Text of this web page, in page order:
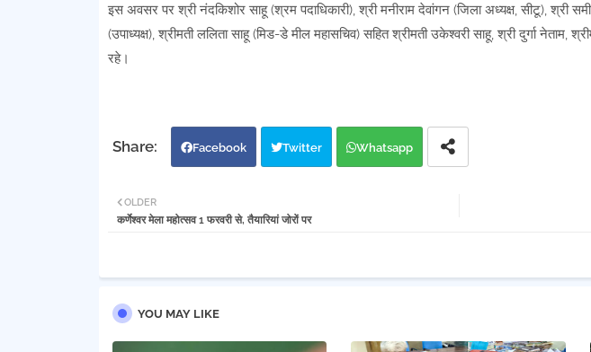
इस अवसर पर श्री नंदकिशोर साहू (श्रम पदाधिकारी), श्री मनीराम देवांगन (जिला अध्यक्ष, सीटू), श्री
(उपाध्यक्ष), श्रीमती ललिता साहू (मिड-डे मील महासचिव) सहित श्रीमती उकेश्वरी साहू, श्री दुर्गा नेताम,
रहे।
Facebook Twitter Whatsapp
OLDER
कर्णेश्वर मेला महोत्सव 1 फरवरी से, तैयारियां जोरों पर
YOU MAY LIKE